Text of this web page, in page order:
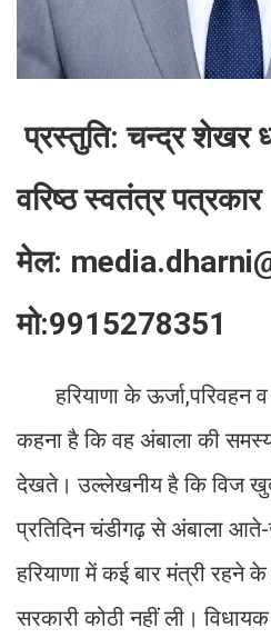
प्रस्तुति: चन्द्र शेखर
वरिष्ठ स्वतंत्र पत्रकार
मेल:
मो:9915278351
हरियाणा के ऊर्जा,परिवहन
कहना है कि वह अंबाला की
देखते। उल्लेखनीय है कि विज
प्रतिदिन चंडीगढ़ से अंबाला
हरियाणा में कई बार मंत्री रहने
सरकारी कोठी नहीं ली।